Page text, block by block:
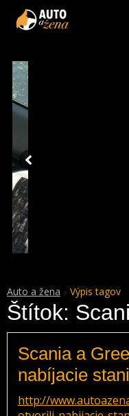
Auto a žena Výpis tagov
Štítok:
Scania a
nabíjacie
http://